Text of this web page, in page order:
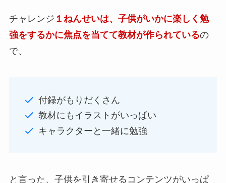
チャレンジ １ねんせいは、子供がいかに楽しく勉
強をするかに焦点を当てて教材が作られているの
で、
付録がもりだくさん
教材にもイラストがいっぱい
キャラクターと一緒に勉強
と言った、子供を引き寄せるコンテンツがいっぱ